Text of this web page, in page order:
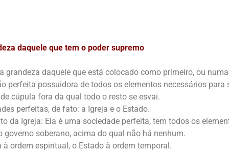
daquele que tem o poder supremo
grandeza daquele que está colocado como primeiro, ou
perfeita possuidora de todos os elementos necessários para
cúpula fora da qual todo o resto se esvai.
perfeitas, de fato: a Igreja e o Estado.
da Igreja: Ela é uma sociedade perfeita, tem todos os
governo soberano, acima do qual não há nenhum.
à ordem espiritual, o Estado à ordem temporal.